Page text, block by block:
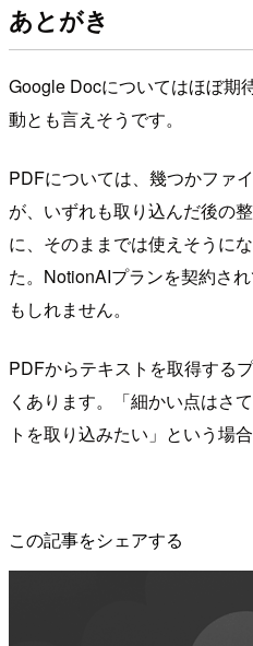
あとがき
Google Docについてはほぼ期
動とも言えそうです。
PDFについては、幾つかファ
が、いずれも取り込んだ後の
に、そのままでは使えそうに
た。NotionAIプランを契約さ
もしれません。
PDFからテキストを取得する
くあります。「細かい点はさ
トを取り込みたい」という場
この記事をシェアする